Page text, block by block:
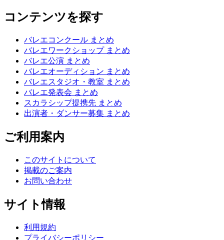
コンテンツを探す
バレエコンクール まとめ
バレエワークショップ まとめ
バレエ公演 まとめ
バレエオーディション まとめ
バレエスタジオ・教室 まとめ
バレエ発表会 まとめ
スカラシップ提携先 まとめ
出演者・ダンサー募集 まとめ
ご利用案内
このサイトについて
掲載のご案内
お問い合わせ
サイト情報
利用規約
プライバシーポリシー